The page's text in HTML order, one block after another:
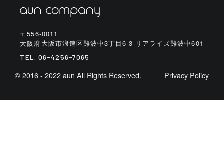
〒556-0011
大阪府大阪市浪速区難波中3丁目6-3 リアライズ難波中601
TEL. 06-4256-7065
© 2016 - 2022 aun All Rights Reserved. Privacy Policy